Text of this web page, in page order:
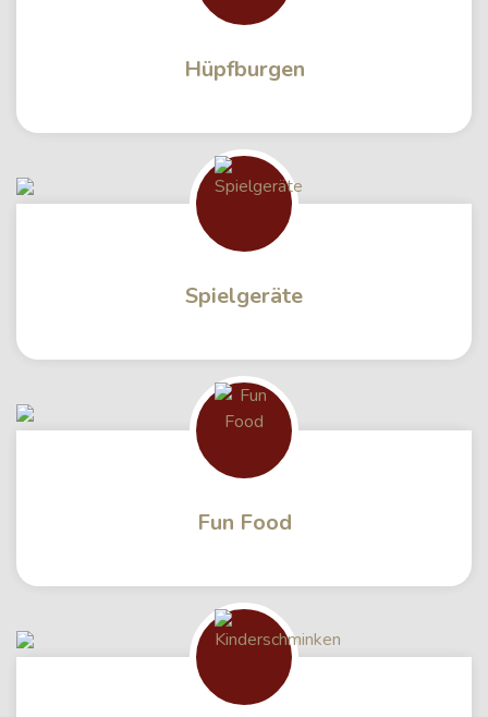
Hüpfburgen
Spielgeräte
Fun Food